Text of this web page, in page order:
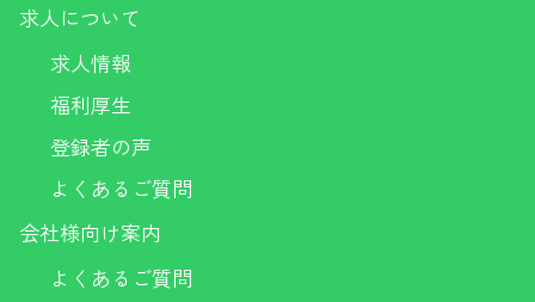
求人について
求人情報
福利厚生
登録者の声
よくあるご質問
会社様向け案内
よくあるご質問